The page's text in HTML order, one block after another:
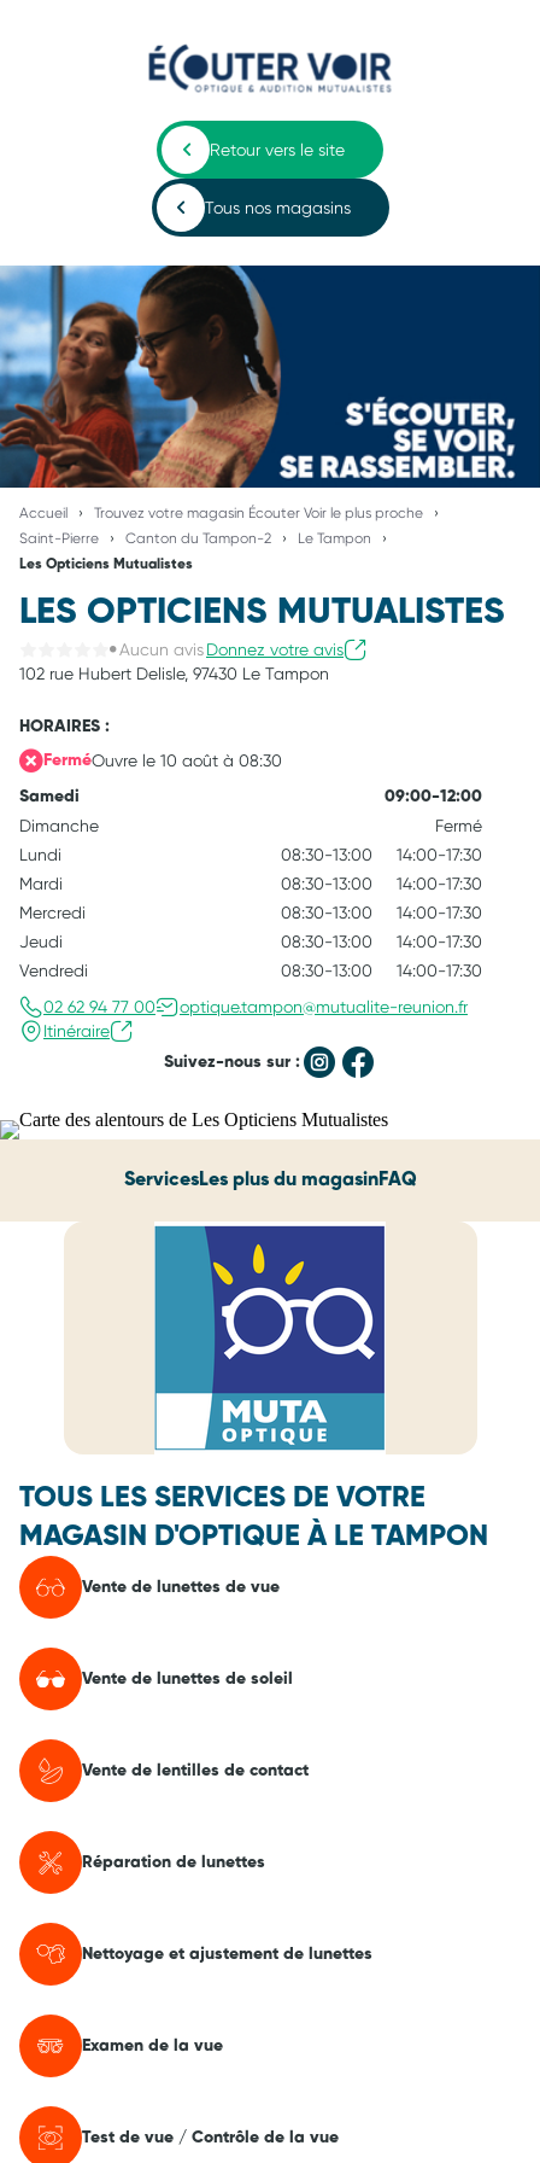
Retour vers le site
Tous nos magasins
Accueil
Trouvez votre magasin Écouter Voir le plus proche
Saint-Pierre
Canton du Tampon-2 Le Tampon
Les Opticiens Mutualistes
LES OPTICIENS MUTUALISTES
Aucun avisDonnez votre avis
102 rue Hubert Delisle, 97430 Le Tampon
HORAIRES :
FerméOuvre le 10 août à 08:30
Samedi 09:00-12:00
Dimanche
Fermé
Lundi
08:30-13:00
14:00-17:30
Mardi
08:30-13:00
14:00-17:30
Mercredi
08:30-13:00
14:00-17:30
Jeudi
08:30-13:00
14:00-17:30
Vendredi
08:30-13:00
14:00-17:30
02 62 94 77 00
optique.tampon@mutualite-reunion.fr
Itinéraire
Suivez-nous sur :
ServicesLes plus du magasinFAQ
TOUS LES SERVICES DE VOTRE
MAGASIN D'OPTIQUE À LE TAMPON
Vente de lunettes de vue
Vente de lunettes de soleil
Vente de lentilles de contact
Réparation de lunettes
Nettoyage et ajustement de lunettes
Examen de la vue
Test de vue / Contrôle de la vue